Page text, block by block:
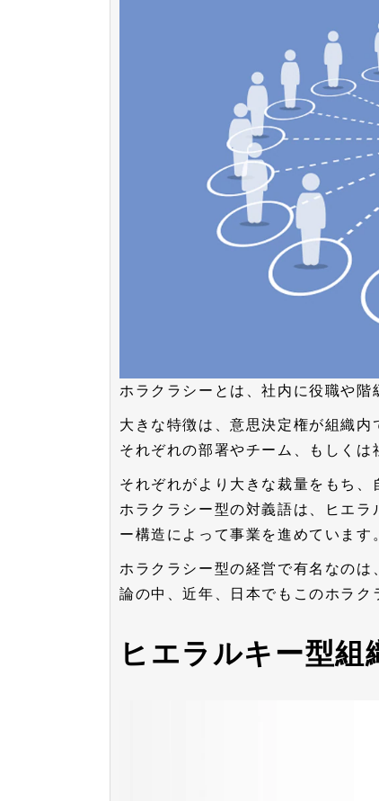
ホラクラシーとは、社内に役職や階
大きな特徴は、意思決定権が組織
それぞれの部署やチーム、もしくは
それぞれがより大きな裁量をもち、
ホラクラシー型の対義語は、ヒエ
ー構造によって事業を進めています
ホラクラシー型の経営で有名なの
論の中、近年、日本でもこのホラク
ヒエラルキー型組